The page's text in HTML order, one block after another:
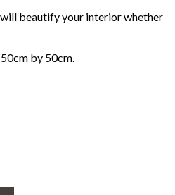
beautify your interior whether
by 50cm.